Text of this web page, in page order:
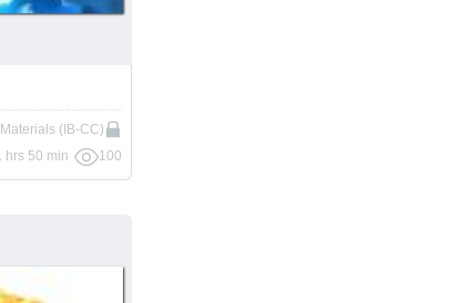
(IB-CC)
hrs 50 min 100